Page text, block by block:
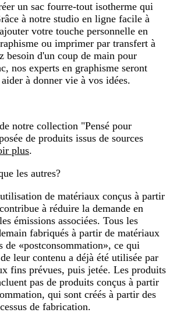
un sac fourre-tout isotherme qui
à notre studio en ligne facile à
votre touche personnelle en
ou imprimer par transfert à
besoin d'un coup de main pour
nos experts en graphisme seront
à donner vie à vos idées.
notre collection "Pensé pour
de produits issus de sources
plus.
les autres?
de matériaux conçus à partir
à réduire la demande en
émissions associées. Tous les
fabriqués à partir de matériaux
de «postconsommation», ce qui
leur contenu a déjà été utilisée par
fins prévues, puis jetée. Les produits
pas de produits conçus à partir
qui sont créés à partir des
de fabrication.